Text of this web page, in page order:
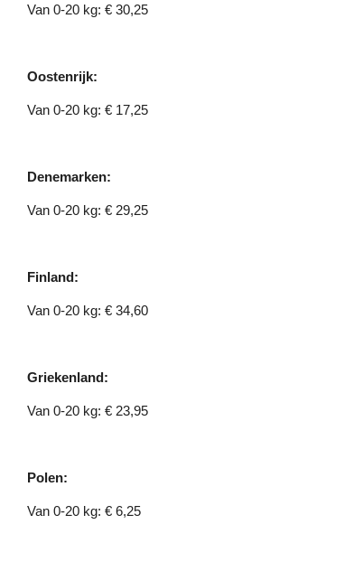
Van 0-20 kg: € 30,25
Oostenrijk:
Van 0-20 kg: € 17,25
Denemarken:
Van 0-20 kg: € 29,25
Finland:
Van 0-20 kg: € 34,60
Griekenland:
Van 0-20 kg: € 23,95
Polen:
Van 0-20 kg: € 6,25